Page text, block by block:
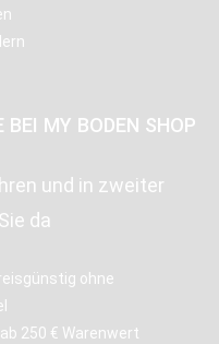
BEI MY BODEN SHOP
und in zweiter
da
ohne
250 € Warenwert